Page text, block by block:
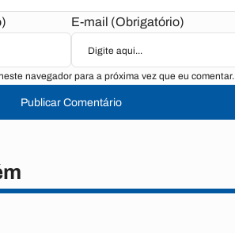
E-mail (Obrigatório)
navegador para a próxima vez que eu comentar.
Publicar Comentário